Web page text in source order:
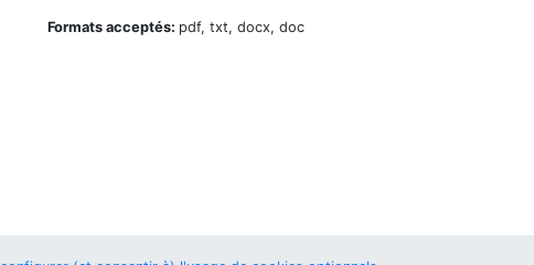
Formats acceptés: pdf, txt, docx, doc